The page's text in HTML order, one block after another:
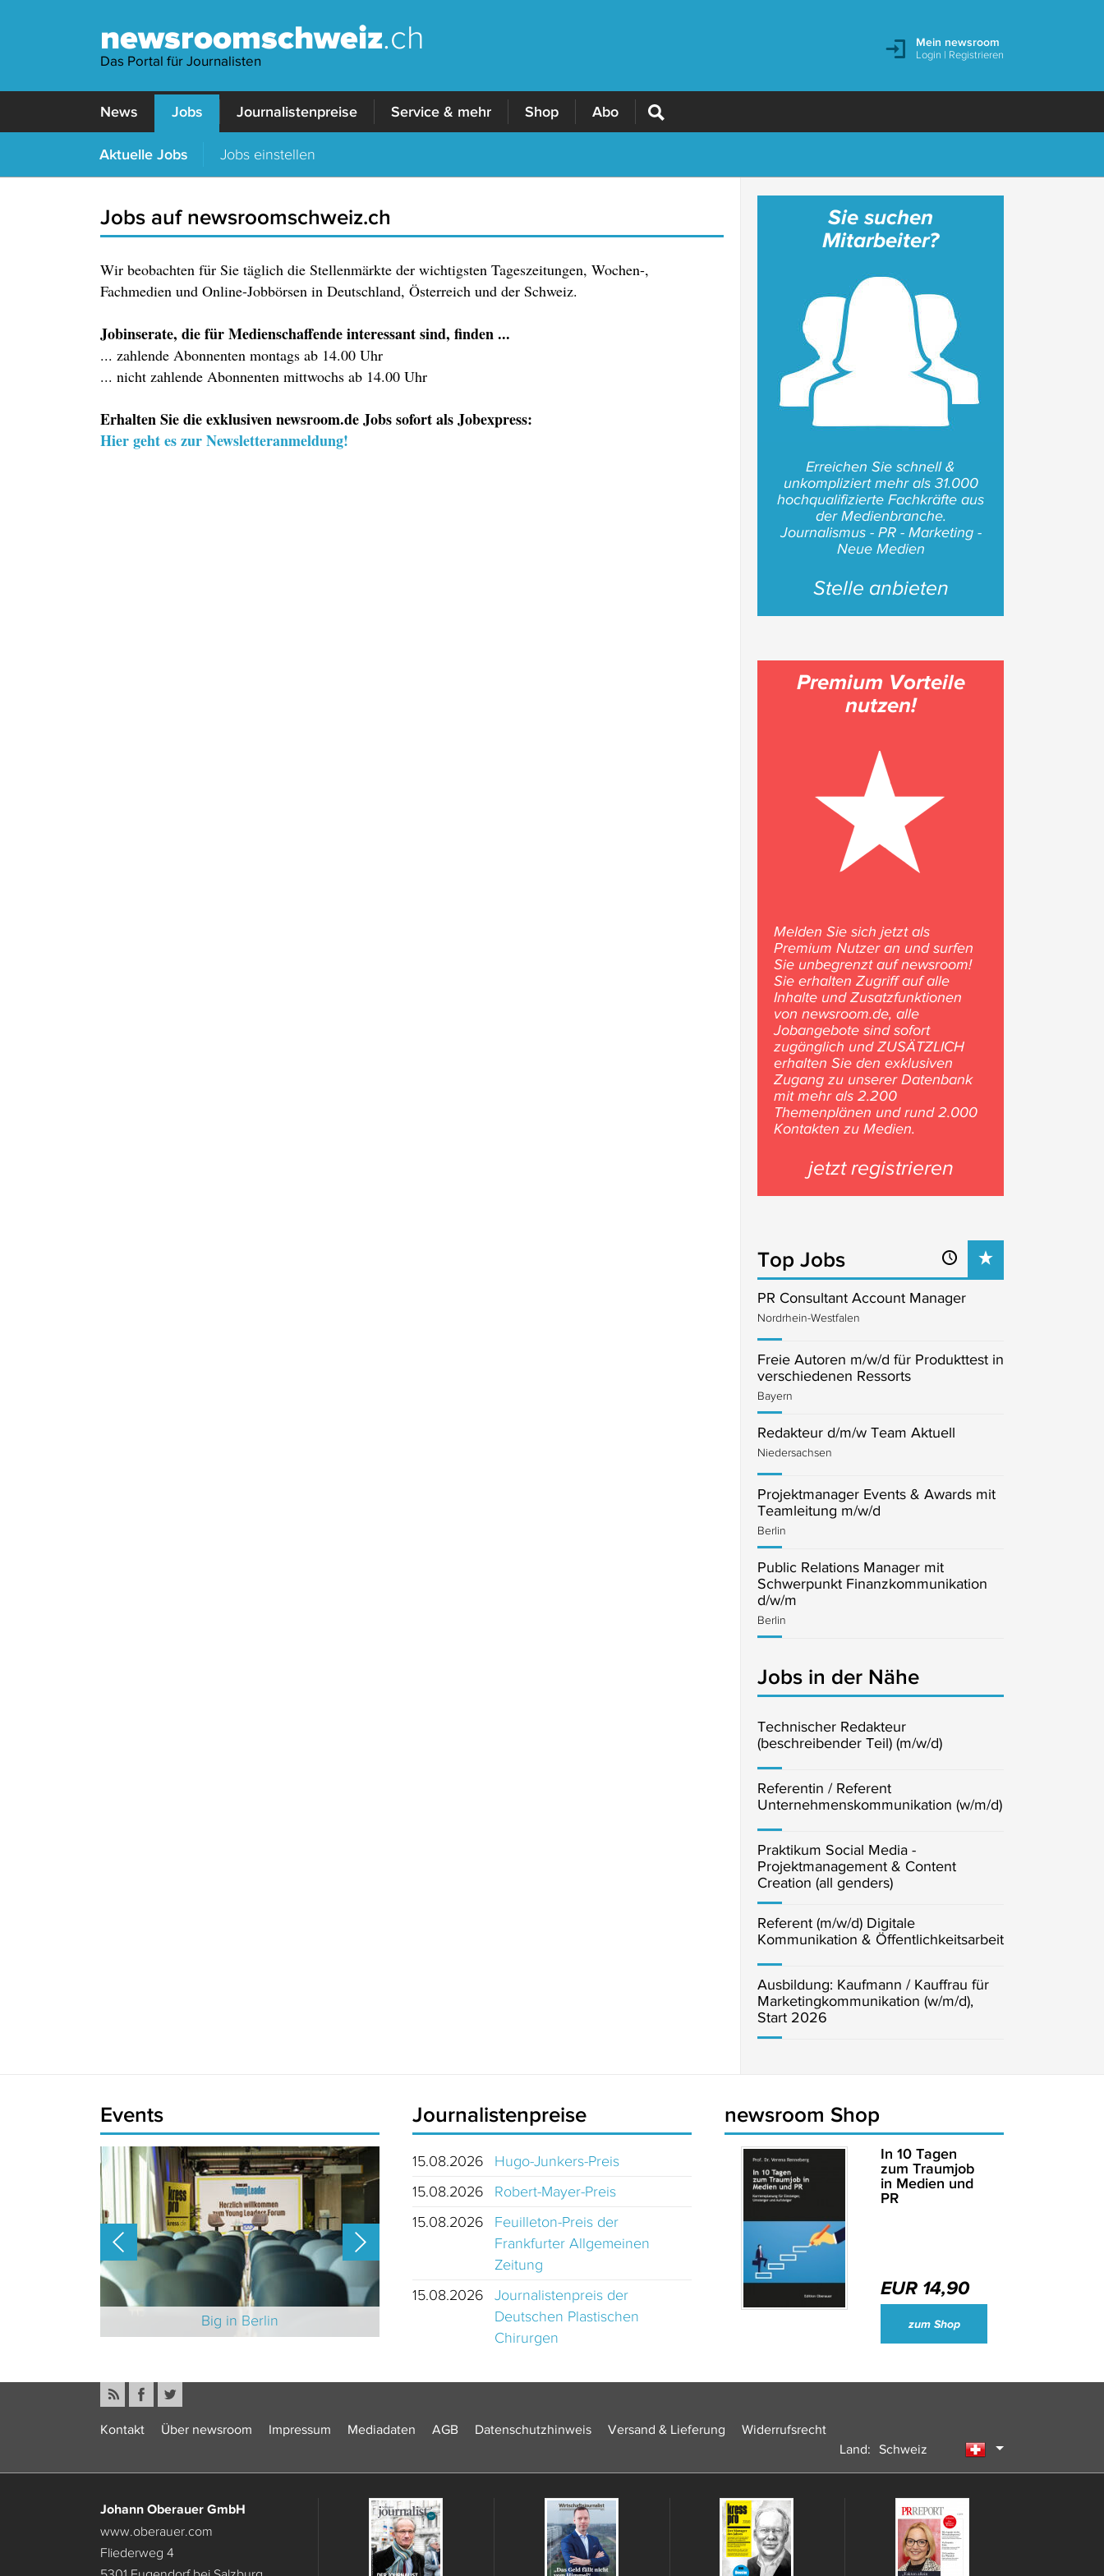
newsroomschweiz.ch
Das Portal für Journalisten
Mein newsroom
Login | Registrieren
News Jobs Journalistenpreise Service & mehr Shop Abo
Aktuelle Jobs Jobs einstellen
Jobs auf newsroomschweiz.ch
Wir beobachten für Sie täglich die Stellenmärkte der wichtigsten Tageszeitungen, Wochen-,
Fachmedien und Online-Jobbörsen in Deutschland, Österreich und der Schweiz.
Jobinserate, die für Medienschaffende interessant sind, finden ...
... zahlende Abonnenten montags ab 14.00 Uhr
... nicht zahlende Abonnenten mittwochs ab 14.00 Uhr
Erhalten Sie die exklusiven newsroom.de Jobs sofort als Jobexpress:
Hier geht es zur Newsletteranmeldung!
Sie suchen
Mitarbeiter?
Erreichen Sie schnell &
unkompliziert mehr als 31.000
hochqualifizierte Fachkräfte aus
der Medienbranche.
Journalismus - PR - Marketing -
Neue Medien
Stelle anbieten
Premium Vorteile
nutzen!
Melden Sie sich jetzt als
Premium Nutzer an und surfen
Sie unbegrenzt auf newsroom!
Sie erhalten Zugriff auf alle
Inhalte und Zusatzfunktionen
von newsroom.de, alle
Jobangebote sind sofort
zugänglich und ZUSÄTZLICH
erhalten Sie den exklusiven
Zugang zu unserer Datenbank
mit mehr als 2.200
Themenplänen und rund 2.000
Kontakten zu Medien.
jetzt registrieren
Top Jobs
PR Consultant Account Manager
Nordrhein-Westfalen
Freie Autoren m/w/d für Produkttest in
verschiedenen Ressorts
Bayern
Redakteur d/m/w Team Aktuell
Niedersachsen
Projektmanager Events & Awards mit
Teamleitung m/w/d
Berlin
Public Relations Manager mit
Schwerpunkt Finanzkommunikation
d/w/m
Berlin
Jobs in der Nähe
Technischer Redakteur
(beschreibender Teil) (m/w/d)
Referentin / Referent
Unternehmenskommunikation (w/m/d)
Praktikum Social Media -
Projektmanagement & Content
Creation (all genders)
Referent (m/w/d) Digitale
Kommunikation & Öffentlichkeitsarbeit
Ausbildung: Kaufmann / Kauffrau für
Marketingkommunikation (w/m/d),
Start 2026
Events
Big in Berlin Wirtschaftsjournalisten und Unternehmenssprecher des Jahres 2024
Journalistenpreise
15.08.2026
Hugo-Junkers-Preis
15.08.2026
Robert-Mayer-Preis
15.08.2026
Feuilleton-Preis der
Frankfurter Allgemeinen
Zeitung
15.08.2026
Journalistenpreis der
Deutschen Plastischen
Chirurgen
newsroom Shop
In 10 Tagen
zum Traumjob
in Medien und
PR
EUR 14,90
zum Shop
Kontakt Über newsroom Impressum Mediadaten AGB Datenschutzhinweis Versand & Lieferung
Widerrufsrecht
Land:
Schweiz
Johann Oberauer GmbH
www.oberauer.com
Fliederweg 4